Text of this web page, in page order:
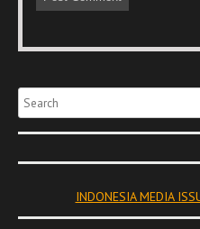
Search
INDONESIA MEDIA